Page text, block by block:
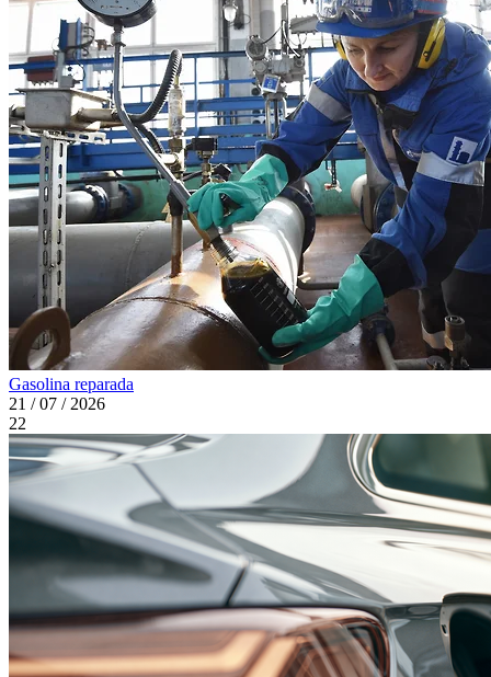
Gasolina reparada
21 / 07 / 2026
22